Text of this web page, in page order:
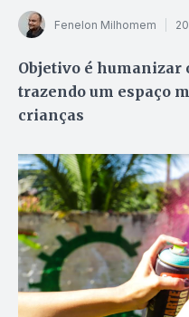
Fenelon Milhomem
Objetivo é
trazendo um espaço
crianças